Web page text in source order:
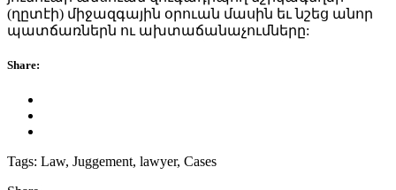
(ղըտէի) միջազգային օրուան մասին եւ նշեց անոր
պատճառներն ու ախտաճանաչումները:
Share:
Tags: Law, Juggement, lawyer, Cases